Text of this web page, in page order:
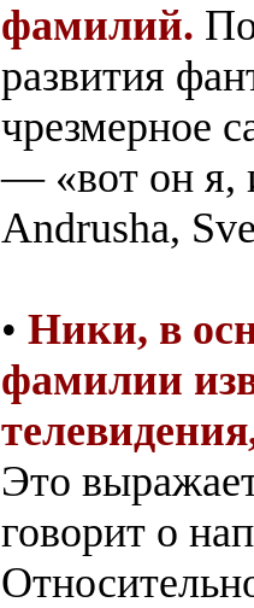
фамилий.
развития
чрезмерное
— «вот он я,
Аndrushа,
• Ники, в
фамилии
Это
говорит о